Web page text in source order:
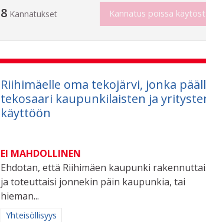
8 Kannatukset Kannatus poissa
Riihimäelle oma tekojärvi, jonka
tekosaari kaupunkilaisten ja
käyttöön
EI MAHDOLLINEN
Ehdotan, että Riihimäen kaupunki
ja toteuttaisi jonnekin päin kaupunkia, tai
hieman...
Rajaa tulokset aihepiirin mukaan: Yhteisöllisyys
Yhteisöllisyys